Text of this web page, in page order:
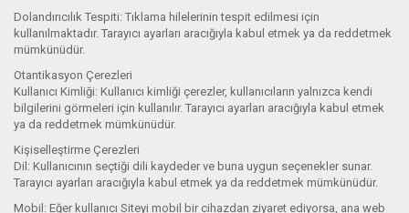
Dolandırıcılık Tespiti: Tıklama hilelerinin tespit edilmesi için
kullanılmaktadır. Tarayıcı ayarları aracığıyla kabul etmek ya da reddetmek
mümkünüdür.
Otantikasyon Çerezleri
Kullanıcı Kimliği: Kullanıcı kimliği çerezler, kullanıcıların yalnızca kendi
bilgilerini görmeleri için kullanılır. Tarayıcı ayarları aracığıyla kabul etmek
ya da reddetmek mümkünüdür.
Kişiselleştirme Çerezleri
Dil: Kullanıcının seçtiği dili kaydeder ve buna uygun seçenekler sunar.
Tarayıcı ayarları aracığıyla kabul etmek ya da reddetmek mümkünüdür.
Mobil: Eğer kullanıcı Siteyi mobil bir cihazdan ziyaret ediyorsa, ana web